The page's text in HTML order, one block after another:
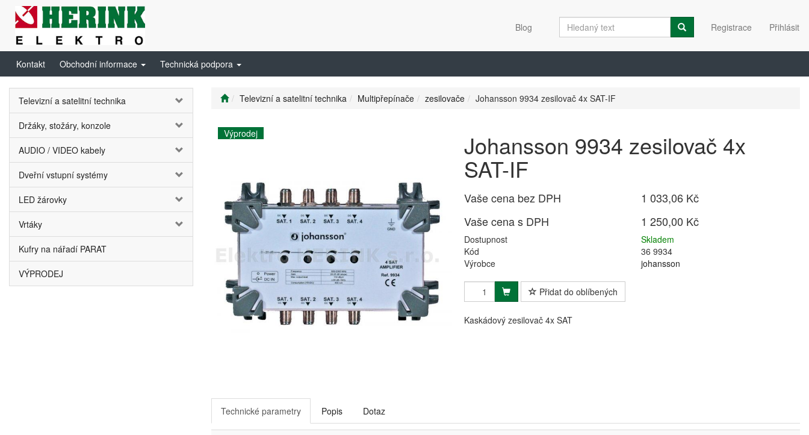
Registrace Přihlásit
Blog
Kontakt Obchodní informace Technická podpora
Televizní a satelitní technika
Držáky, stožáry, konzole
AUDIO / VIDEO kabely
Dveřní vstupní systémy
LED žárovky
Vrtáky
Kufry na nářadí PARAT
VÝPRODEJ
Televizní a satelitní technika Multipřepínače zesilovače Johansson 9934 zesilovač 4x SAT-IF
Výprodej Johansson 9934 zesilovač 4x
SAT-IF
Vaše cena bez DPH
1 033,06 Kč
Vaše cena s DPH
1 250,00 Kč
Dostupnost
Skladem
Kód
36 9934
Výrobce
johansson
Přidat do oblíbených
Kaskádový zesilovač 4x SAT
Technické parametry Popis Dotaz